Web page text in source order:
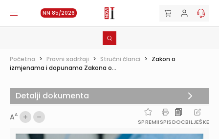
NN 85/2026
Početna > Pravni sadržaji > Stručni članci > Zakon o
izmjenama i dopunama Zakona o...
AA
SPREMIISPISDOCBILJEŠKE
Detalji dokumenta